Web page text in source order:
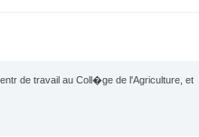
de travail au Coll�ge de l'Agriculture, et